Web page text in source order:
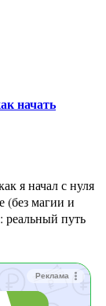
начать
магии и
реальный путь
Реклама